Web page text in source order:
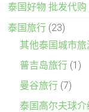
泰国好物 批发代购
泰国旅行 (23)
其他泰国城市旅
普吉岛旅行 (1)
曼谷旅行 (7)
泰国高尔夫球介